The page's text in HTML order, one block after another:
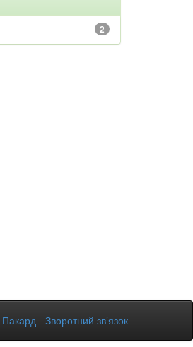
2
Пакард- Зворотний зв’язок